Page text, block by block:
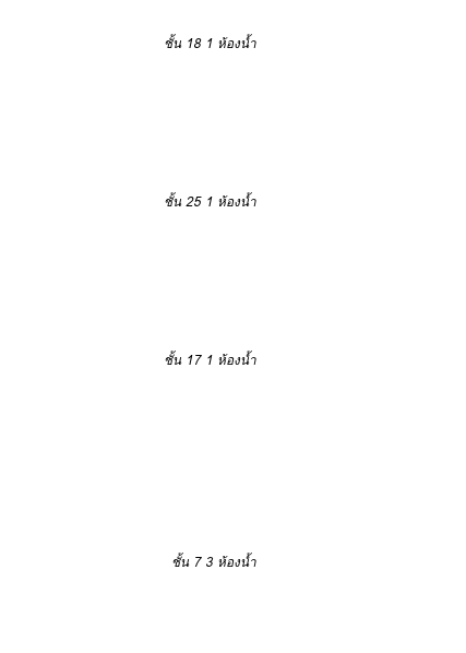
ชั้น 18 1 ห้องน้ำ
ชั้น 25 1 ห้องน้ำ
ชั้น 17 1 ห้องน้ำ
ชั้น 7 3 ห้องน้ำ